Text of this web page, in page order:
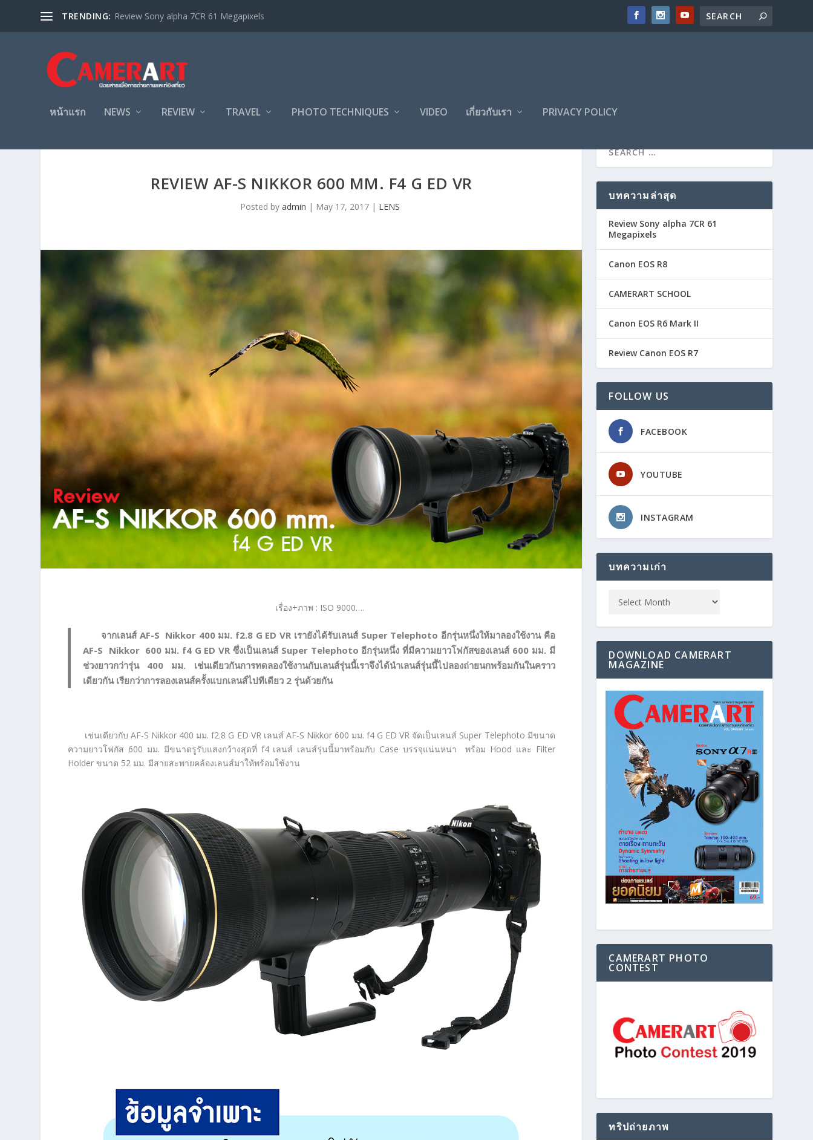
TRENDING: Review Sony alpha 7CR 61 Megapixels
หน้าแรก NEWS REVIEW TRAVEL PHOTO TECHNIQUES VIDEO เกี่ยวกับเรา PRIVACY POLICY
REVIEW AF-S NIKKOR 600 MM. F4 G ED VR
Posted by admin | May 17, 2017| LENS
เรื่อง+ภาพ : ISO 9000….
จากเลนส์ AF-S Nikkor 400 มม. f2.8 G ED VR เรายังได้รับเลนส์ Super Telephoto อีกรุ่นหนึ่งให้มาลองใช้งาน คือ
AF-S Nikkor 600 มม. f4 G ED VR ซึ่งเป็นเลนส์ Super Telephoto อีกรุ่นหนึ่ง ที่มีความยาวโฟกัสของเลนส์ 600 มม. มี
ช่วงยาวกว่ารุ่น 400 มม. เช่นเดียวกันการทดลองใช้งานกับเลนส์รุ่นนี้เราจึงได้นำเลนส์รุ่นนี้ไปลองถ่ายนกพร้อมกันในคราว
เดียวกัน เรียกว่าการลองเลนส์ครั้งแบกเลนส์ไปทีเดียว 2 รุ่นด้วยกัน
เช่นเดียวกับ AF-S Nikkor 400 มม. f2.8 G ED VR เลนส์ AF-S Nikkor 600 มม. f4 G ED VR จัดเป็นเลนส์ Super Telephoto มีขนาด
ความยาวโฟกัส 600 มม. มีขนาดรูรับแสงกว้างสุดที่ f4 เลนส์ เลนส์รุ่นนี้มาพร้อมกับ Case บรรจุแน่นหนา พร้อม Hood และ Filter
Holder ขนาด 52 มม. มีสายสะพายคล้องเลนส์มาให้พร้อมใช้งาน
บทความล่าสุด
Review Sony alpha 7CR 61
Megapixels
Canon EOS R8
CAMERART SCHOOL
Canon EOS R6 Mark II
Review Canon EOS R7
FOLLOW US
FACEBOOK
YOUTUBE
INSTAGRAM
บทความเก่า
DOWNLOAD CAMERART
MAGAZINE
CAMERART PHOTO
CONTEST
ทริปถ่ายภาพ